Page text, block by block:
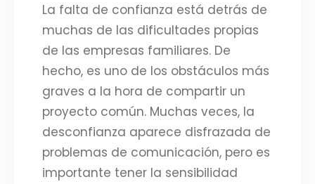
La falta de confianza está detrás de
muchas de las dificultades propias
de las empresas familiares. De
hecho, es uno de los obstáculos más
graves a la hora de compartir un
proyecto común. Muchas veces, la
desconfianza aparece disfrazada de
problemas de comunicación, pero es
importante tener la sensibilidad